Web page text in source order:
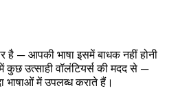
है — आपकी भाषा इसमें बाधक नहीं होनी
कुछ उत्साही वॉलंटियर्स की मदद से —
में उपलब्ध कराते हैं।